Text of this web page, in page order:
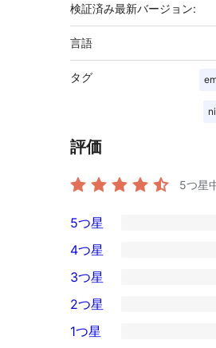
検証済み最新バージョン:
言語
タグ
評価
5つ星
2
5-
星
レ
ビ
5つ星
4-
星
レ
4つ星
0
3-
星
3つ星
2-
2つ星
1つ星